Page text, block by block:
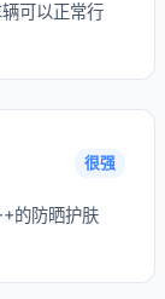
可以正常行
很强
的防晒护肤